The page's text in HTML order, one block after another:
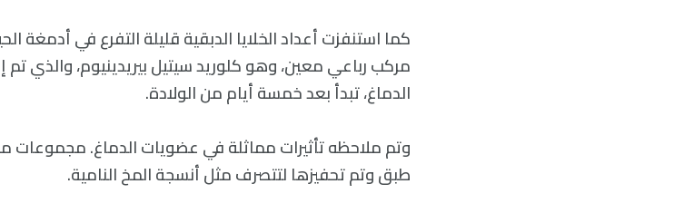
مركب رباعي معين، وهو كلوريد سيتيل بيريدينيوم، والذي
الدماغ، تبدأ بعد خمسة أيام من الولادة.
وتم ملاحظه تأثيرات مماثلة في عضويات الدماغ. مجموعات
طبق وتم تحفيزها لتتصرف مثل أنسجة المخ النامية.